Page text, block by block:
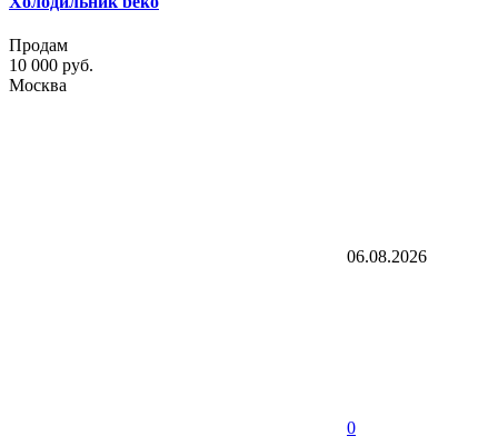
Продам
10 000 руб.
Москва
06.08.2026
0